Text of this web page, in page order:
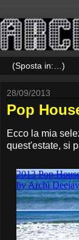
28/09/2013
Pop
Ecco la mia
quest'estate, si